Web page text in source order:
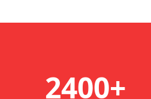
2400+